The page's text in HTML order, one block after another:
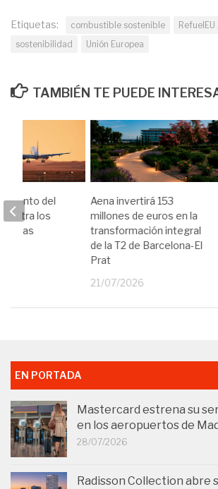
Etiquetas: combustible sostenible
sostenibilidad
Unión Europea
TAMBIÉN TE PUEDE
Aena invertirá 153
millones de euros en la
transformación integral
de la T2 de Barcelona-El
Prat
21/07/2026
del
lastra los
de las
EN PORTADA
Mastercard estrena su
en los aeropuertos de
28/07/2026
Radisson Collection abre